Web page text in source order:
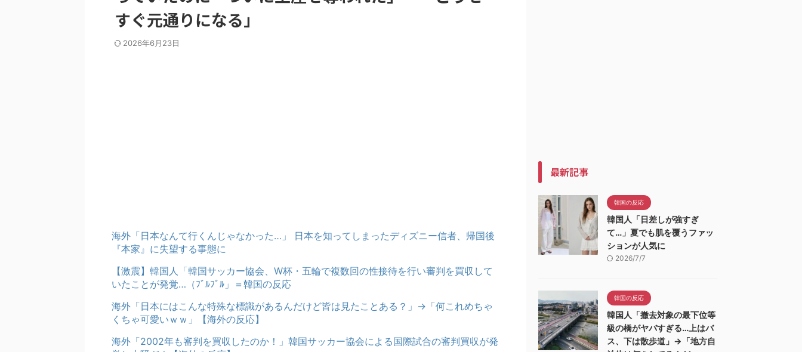
すぐ元通りになる」
2026年6月23日
海外「日本なんて行くんじゃなかった…」 日本を知ってしまったディズニー信者、帰国後
『本家』に失望する事態に
【激震】韓国人「韓国サッカー協会、W杯・五輪で複数回の性接待を行い審判を買収して
いたことが発覚…（ﾌﾞﾙﾌﾞﾙ」＝韓国の反応
海外「日本にはこんな特殊な標識があるんだけど皆は見たことある？」→「何これめちゃ
くちゃ可愛いｗｗ」【海外の反応】
海外「2002年も審判を買収したのか！」韓国サッカー協会による国際試合の審判買収が発
最新記事
韓国の反応
韓国人「日差しが強すぎ
て…」夏でも肌を覆うファッ
ションが人気に
2026/7/7
韓国の反応
韓国人「撤去対象の最下位等
級の橋がヤバすぎる…上はバ
ス、下は散歩道」→「地方自